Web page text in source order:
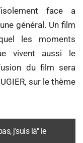
face a
général. Un film
les moments
vivent aussi le
du film sera
sur le thème
j'suis là" le